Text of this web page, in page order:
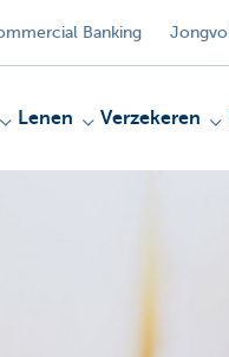
Banking
Lenen Verzekeren